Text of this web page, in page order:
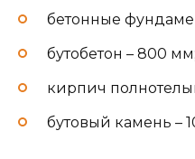
бетонные
бутобетон – 800 мм;
кирпич
бутовый камень –